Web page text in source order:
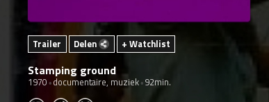
Trailer Delen + Watchlist
Stamping ground
1970 documentaire, muziek 92min.